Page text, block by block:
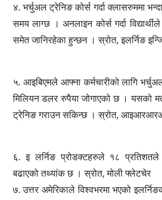
४. भर्चुअल ट्रेनिङ कोर्स गर्दा क्लासरुममा
समय लाग्छ । अनलाइन कोर्स गर्दा
समेत जानिरहेका हुन्छन । स्रोत, इलर्निङ
५. आइबिएमले आफ्ना कर्मचारीको लागि
मिलियन डलर रुपैया जोगाएको छ । यसको
ट्रेनिङ गराउन सकिन्छ । स्रोत,
६. इ लर्निङ प्रोडक्टहरुले १८ प्रतिशतले
बढाएको तथ्यांक छ । स्रोत, मोली फ्लेटचेर
७. उत्तर अमेरिकाले विश्वभरमा भएको